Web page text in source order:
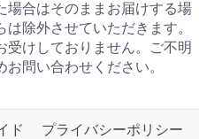
場合はそのままお届けする場
除外させていただきます。
受けしておりません。ご不明
問い合わせください。
ド
プライバシーポリシー